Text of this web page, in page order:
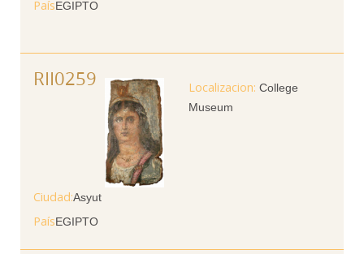
PaísEGIPTO
RII0259
College
Museum
Ciudad Asyut
PaísEGIPTO